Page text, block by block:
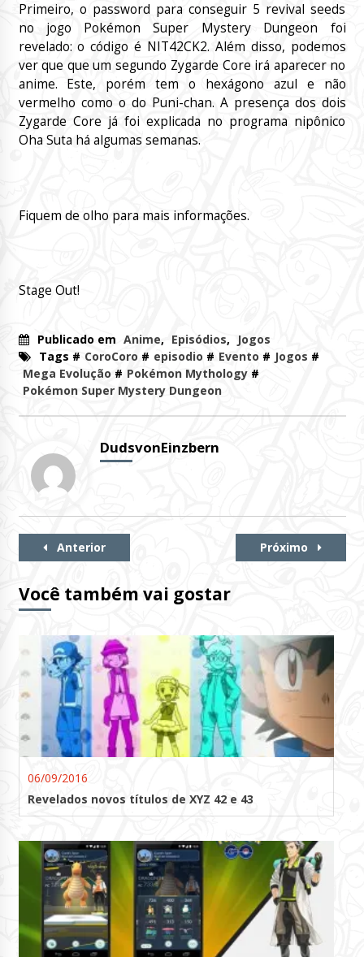
Primeiro, o password para conseguir 5 revival seeds
no jogo Pokémon Super Mystery Dungeon foi
revelado: o código é NIT42CK2. Além disso, podemos
ver que que um segundo Zygarde Core irá aparecer no
anime. Este, porém tem o hexágono azul e não
vermelho como o do Puni-chan. A presença dos dois
Zygarde Core já foi explicada no programa nipônico
Oha Suta há algumas semanas.
Fiquem de olho para mais informações.
Stage Out!
Publicado em Anime, Episódios,
Jogos
Tags # CoroCoro # episodio # Evento # Jogos #
Mega Evolução# Pokémon Mythology#
Pokémon Super Mystery Dungeon
DudsvonEinzbern
Continue
Anterior Próximo
Você também vai gostar
06/09/2016
Revelados novos títulos de XYZ 42 e 43